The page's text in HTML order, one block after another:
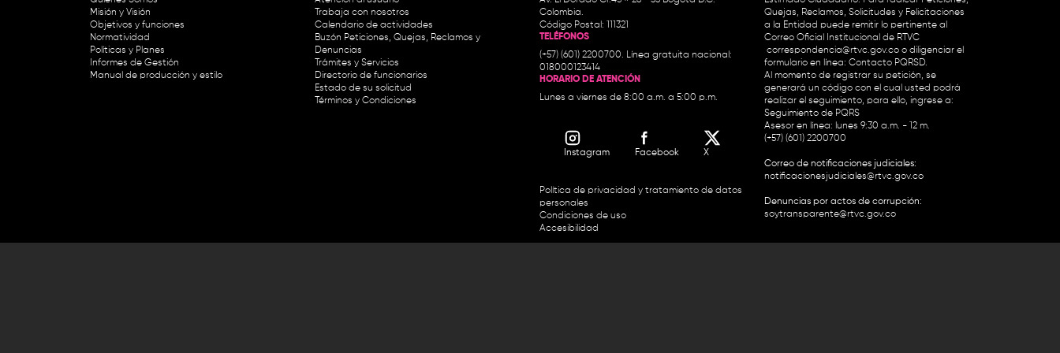
Misión y Visión
Objetivos y funciones
Normatividad
Políticas y Planes
Informes de Gestión
Manual de producción y estilo
Trabaja con nosotros
Calendario de actividades
Buzón Peticiones, Quejas, Reclamos y
Denuncias
Trámites y Servicios
Directorio de funcionarios
Estado de su solicitud
Términos y Condiciones
Colombia.
Código Postal: 111321
TELÉFONOS
(+57) (601) 2200700. Línea gratuita nacional:
018000123414
HORARIO DE ATENCIÓN
Lunes a viernes de 8:00 a.m. a 5:00 p.m.
Instagram Facebook X
Política de privacidad y tratamiento de datos
personales
Condiciones de uso
Accesibilidad
Quejas, Reclamos, Solicitudes y Felicitaciones
a la Entidad puede remitir lo pertinente al
Correo Oficial Institucional de RTVC
correspondencia@rtvc.gov.co o diligenciar el
formulario en línea: Contacto PQRSD.
Al momento de registrar su petición, se
generará un código con el cual usted podrá
realizar el seguimiento, para ello, ingrese a:
Seguimiento de PQRS
Asesor en línea: lunes 9:30 a.m. - 12 m.
(+57) (601) 2200700
Correo de notificaciones judiciales:
notificacionesjudiciales@rtvc.gov.co
Denuncias por actos de corrupción:
soytransparente@rtvc.gov.co